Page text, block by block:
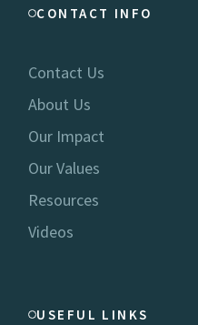
CONTACT INFO
Contact Us
About Us
Our Impact
Our Values
Resources
Videos
USEFUL LINKS